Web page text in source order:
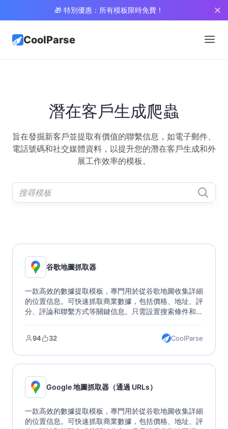
🎁 特別優惠：所有模板限時免費！
CoolParse
潛在客戶生成爬蟲
旨在發掘新客戶並提取有價值的聯繫信息，如電子郵件、
電話號碼和社交媒體資料，以提升您的潛在客戶生成和外
展工作效率的模板。
谷歌地圖抓取器
一款高效的數據提取模板，專門用於從谷歌地圖收集詳細
的位置信息。可快速抓取商業數據，包括價格、地址、評
分、評論和聯繫方式等關鍵信息。只需設置搜索條件和目
市場研究和商業分析工具，幫助您輕鬆獲取和分析地理位
置數據。
94 32 CoolParse
Google 地圖抓取器（通過 URLs）
一款高效的數據提取模板，專門用於從谷歌地圖收集詳細
的位置信息。可快速抓取商業數據，包括價格、地址、評